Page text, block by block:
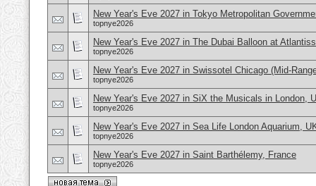
New Year's Eve 2027 in Tokyo Metropolitan
topnye2026
New Year's Eve 2027 in The Dubai Balloon at
topnye2026
New Year's Eve 2027 in Swissotel Chicago (Mid-
topnye2026
New Year's Eve 2027 in SiX the Musicals in London,
topnye2026
New Year's Eve 2027 in Sea Life London Aquarium,
topnye2026
New Year's Eve 2027 in Saint Barthélemy, France
topnye2026